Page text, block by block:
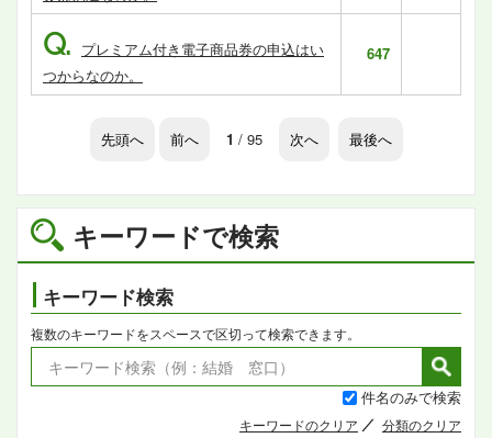
キーワードで検索
キーワード検索
複数のキーワードをスペースで区切って検索できます。
件名のみで検索
キーワードのクリア 分類のクリア
Q. プレミアム付き電子商品券の申込はい
つからなのか。
647
先頭へ 前へ 1 / 95 次へ 最後へ